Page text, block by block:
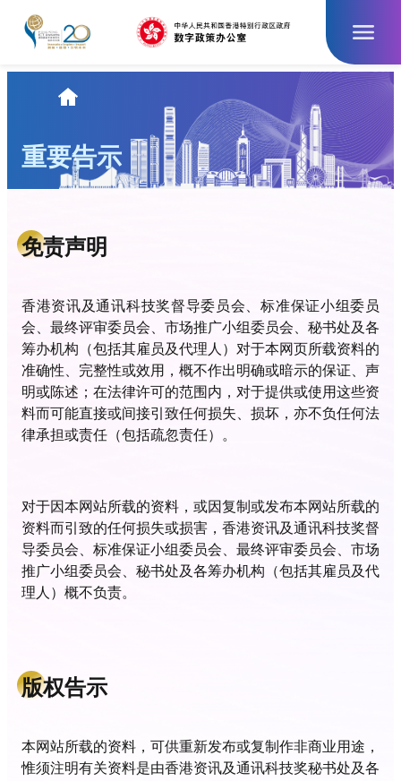
要
主
页
重要告示
免责声明
香港资讯及通讯科技奖督导委员会、标准保证小组委员
会、最终评审委员会、市场推广小组委员会、秘书处及各
筹办机构（包括其雇员及代理人）对于本网页所载资料的
准确性、完整性或效用，概不作出明确或暗示的保证、声
明或陈述；在法律许可的范围内，对于提供或使用这些资
料而可能直接或间接引致任何损失、损坏，亦不负任何法
律承担或责任（包括疏忽责任）。
对于因本网站所载的资料，或因复制或发布本网站所载的
资料而引致的任何损失或损害，香港资讯及通讯科技奖督
导委员会、标准保证小组委员会、最终评审委员会、市场
推广小组委员会、秘书处及各筹办机构（包括其雇员及代
理人）概不负责。
版权告示
本网站所载的资料，可供重新发布或复制作非商业用途，
惟须注明有关资料是由香港资讯及通讯科技奖秘书处及各